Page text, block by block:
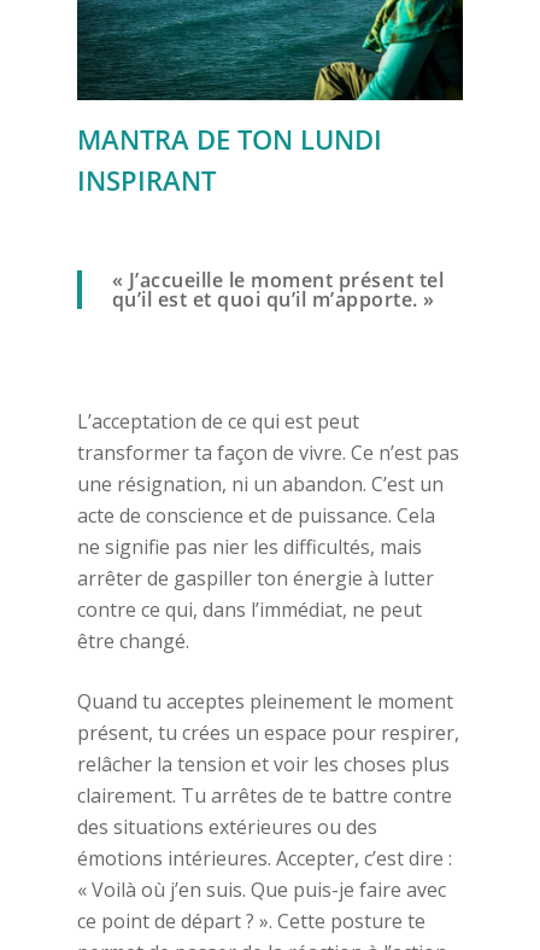
MANTRA DE TON LUNDI
INSPIRANT
« J’accueille le moment présent tel
qu’il est et quoi qu’il m’apporte. »
L’acceptation de ce qui est peut
transformer ta façon de vivre. Ce n’est pas
une résignation, ni un abandon. C’est un
acte de conscience et de puissance. Cela
ne signifie pas nier les difficultés, mais
arrêter de gaspiller ton énergie à lutter
contre ce qui, dans l’immédiat, ne peut
être changé.
Quand tu acceptes pleinement le moment
présent, tu crées un espace pour respirer,
relâcher la tension et voir les choses plus
clairement. Tu arrêtes de te battre contre
des situations extérieures ou des
émotions intérieures. Accepter, c’est dire :
« Voilà où j’en suis. Que puis-je faire avec
ce point de départ ? ». Cette posture te
Accompagnement
Ressources
Evènements